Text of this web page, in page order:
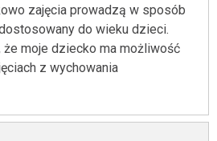
zajęcia prowadzą w sposób
do wieku dzieci.
moje dziecko ma możliwość
z wychowania